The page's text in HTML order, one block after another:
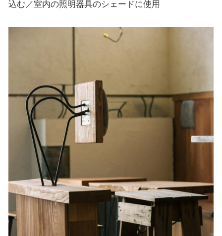
込む／室内の照明器具のシェードに使用